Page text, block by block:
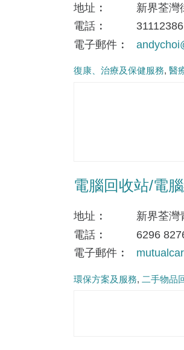
地址
新界荃灣
電話
31112386
電子郵件
復康、治療及保健服務 醫
電腦回收站/電
地址
新界荃灣
電話
6296
電子郵件
環保方案及服務 二手物品